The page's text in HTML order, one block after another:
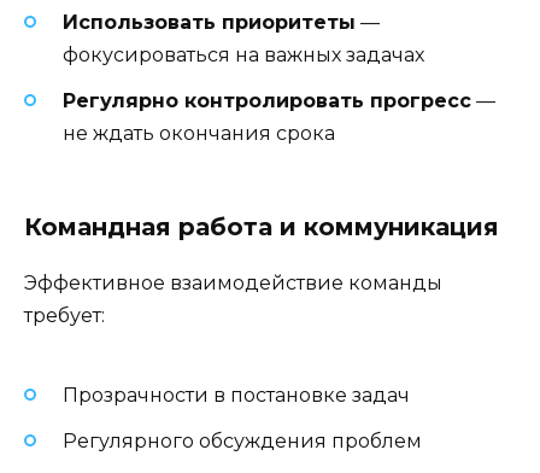
Использовать приоритеты —
фокусироваться на важных задачах
Регулярно контролировать прогресс —
не ждать окончания срока
Командная работа и коммуникация
Эффективное взаимодействие команды
требует:
Прозрачности в постановке задач
Регулярного обсуждения проблем